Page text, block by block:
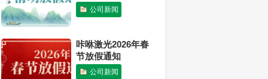
公司新闻
咔咻激光2026年春
节放假通知
公司新闻